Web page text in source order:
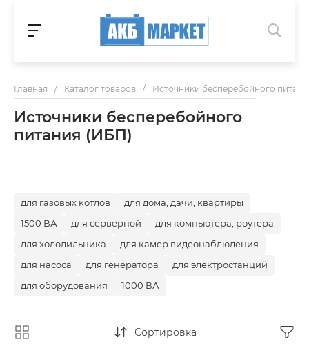
Главная / Каталог товаров / Источники бесперебойного
Источники бесперебойного
питания (ИБП)
для газовых котлов
для дома, дачи, квартиры
1500 ВА
для серверной
для компьютера, роутера
для холодильника
для камер видеонаблюдения
для насоса
для генератора
для электростанций
для оборудования
1000 ВА
Сортировка